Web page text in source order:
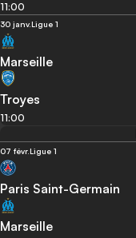
11:00
30 janv.Ligue 1
Marseille
Troyes
11:00
07 févr.Ligue 1
Paris Saint-Germain
Marseille